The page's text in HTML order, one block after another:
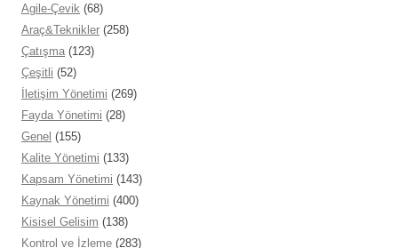
Agile-Çevik (68)
Araç&Teknikler (258)
Çatışma (123)
Çeşitli (52)
İletişim Yönetimi (269)
Fayda Yönetimi (28)
Genel (155)
Kalite Yönetimi (133)
Kapsam Yönetimi (143)
Kaynak Yönetimi (400)
Kisisel Gelisim (138)
Kontrol ve İzleme (283)